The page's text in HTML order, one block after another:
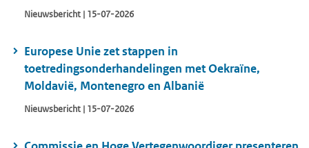
Nieuwsbericht | 15-07-2026
Europese Unie zet stappen in
toetredingsonderhandelingen met Oekraïne,
Moldavië, Montenegro en Albanië
Nieuwsbericht | 15-07-2026